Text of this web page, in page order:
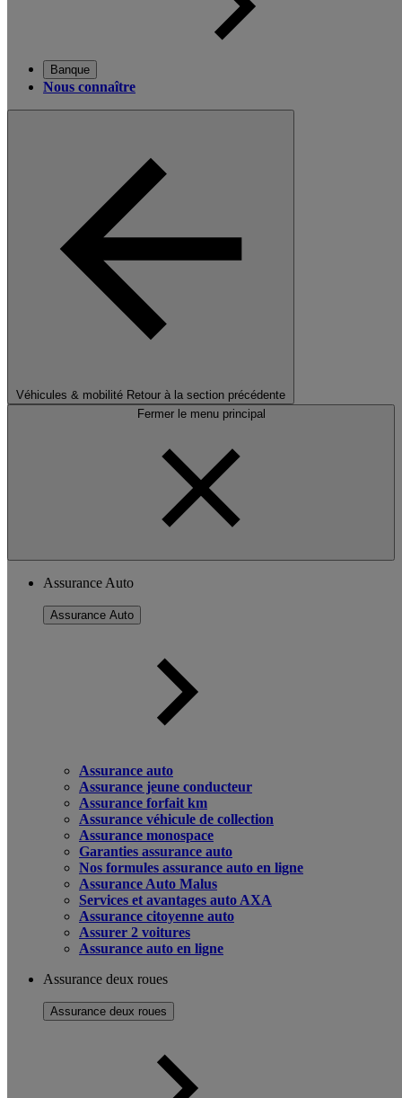
Banque
Nous connaître
Véhicules & mobilité Retour à la section précédente
Fermer le menu principal
Assurance Auto
Assurance Auto
Assurance auto
Assurance jeune conducteur
Assurance forfait km
Assurance véhicule de collection
Assurance monospace
Garanties assurance auto
Nos formules assurance auto en ligne
Assurance Auto Malus
Services et avantages auto AXA
Assurance citoyenne auto
Assurer 2 voitures
Assurance auto en ligne
Assurance deux roues
Assurance deux roues